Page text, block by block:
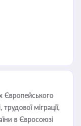
Європейського
в Євросоюзі